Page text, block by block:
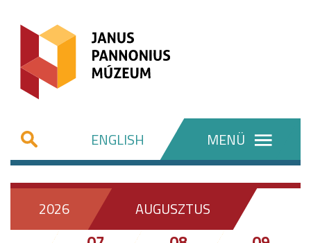
ENGLISH MENÜ
2026 AUGUSZTUS